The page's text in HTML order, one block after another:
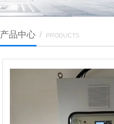
产品中心 / PRODUCTS